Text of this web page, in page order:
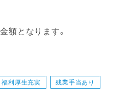
額となります。
福利厚生充実 残業手当あり